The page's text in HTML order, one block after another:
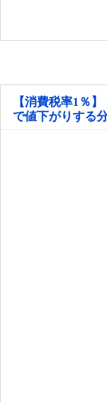
【消費税率1％
で値下がりする
えない店も